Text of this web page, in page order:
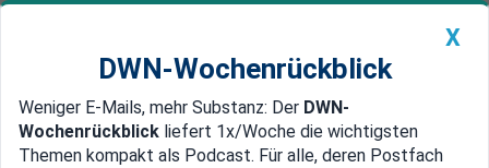
Newsticker MEIN DWN: Geldanlage Premium
Edelmetalle DWN-Magazin China
X
DWN-Wochenrückblick
Weniger E-Mails, mehr Substanz: Der DWN-
Wochenrückblick liefert 1x/Woche die wichtigsten
Themen kompakt als Podcast. Für alle, deren Postfach